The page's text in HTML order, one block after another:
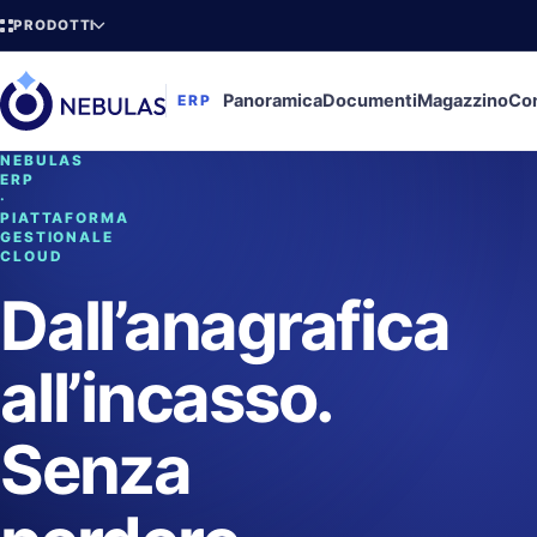
PRODOTTI
ERP PanoramicaDocumentiMagazzino
NEBULAS
ERP
·
PIATTAFORMA
GESTIONALE
CLOUD
Dall’anagrafica
all’incasso.
Senza